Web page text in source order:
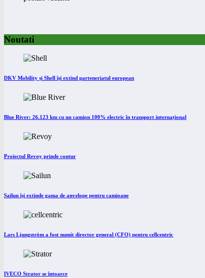
Noutati
DKV Mobility și Shell își extind parteneriatul european
Blue River: 26.123 km cu un camion 100% electric în transport internațional
Proiectul Revoy prinde contur
Sailun își extinde gama de anvelope pentru camioane
Lars Ljungström a fost numit director general (CFO) pentru cellcentric
IVECO Strator se întoarce